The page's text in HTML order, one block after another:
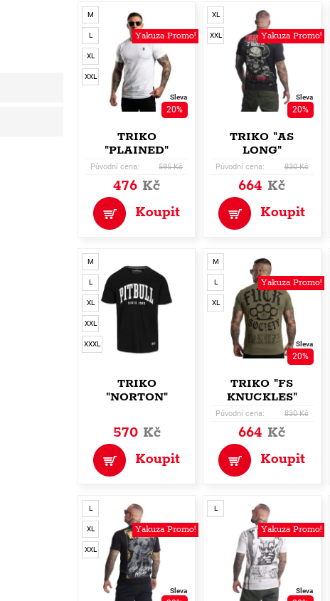
Yakuza Promo!
M
L
XL
XXL
Sleva
20%
TRIKO
"PLAINED"
Původní cena: 595 Kč
476 Kč
Koupit
Yakuza Promo!
XL
XXL
Sleva
20%
TRIKO "AS
LONG"
Původní cena: 830 Kč
664 Kč
Koupit
M
L
XL
XXL
XXXL
TRIKO
"NORTON"
570 Kč
Koupit
Yakuza Promo!
M
L
XL
Sleva
20%
TRIKO "FS
KNUCKLES"
Původní cena: 830 Kč
664 Kč
Koupit
Yakuza Promo!
L
XL
XXL
Sleva
Yakuza Promo!
L
Sleva